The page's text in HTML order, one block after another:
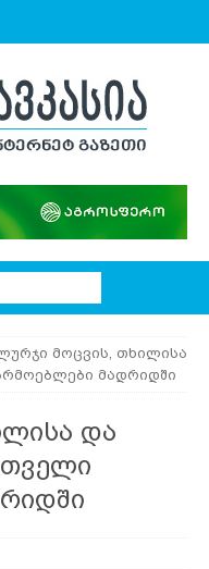
მოცვის, თხილისა
მადრიდში
და